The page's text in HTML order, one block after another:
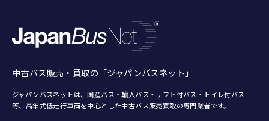
中古バス販売・買取の「ジャパンバスネット」
ジャパンバスネットは、国産バス・輸入バス・リフト付バス・トイレ付バス
等、 高年式低走行車両を中心とした中古バス販売買取の専門業者です。